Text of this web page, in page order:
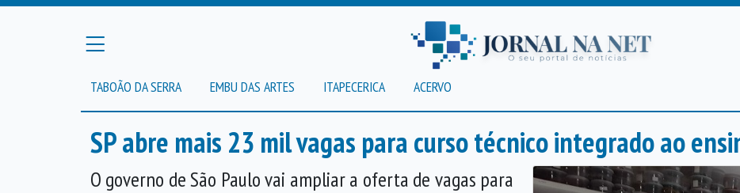
TABOÃO DA SERRA EMBU DAS ARTES ITAPECERICA ACERVO
SP abre mais 23 mil vagas para curso técnico integrado ao
O governo de São Paulo vai ampliar a oferta de vagas para